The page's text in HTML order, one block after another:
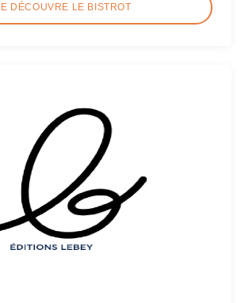
DÉCOUVRE LE BISTROT